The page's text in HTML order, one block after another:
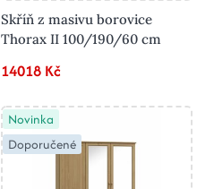
Skříň z masivu borovice
Thorax II 100/190/60 cm
14018 Kč
Novinka
Doporučené